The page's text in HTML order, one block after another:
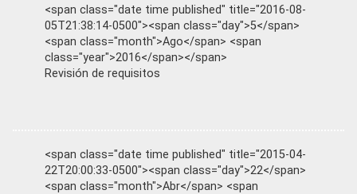
<span class="date time published" title="2016-08-
05T21:38:14-0500"><span class="day">5</span>
<span class="month">Ago</span> <span
class="year">2016</span></span>
Revisión de requisitos
<span class="date time published" title="2015-04-
22T20:00:33-0500"><span class="day">22</span>
<span class="month">Abr</span> <span